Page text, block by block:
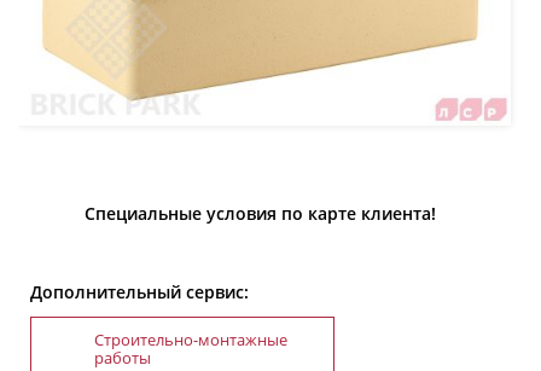
Специальные условия по карте клиента!
Дополнительный сервис:
Строительно-монтажные
работы